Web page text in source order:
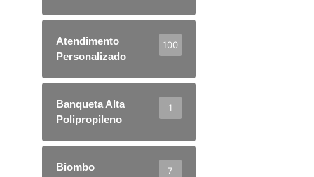
Atendimento
Personalizado
100
Banqueta Alta
Polipropileno
1
Biombo 7